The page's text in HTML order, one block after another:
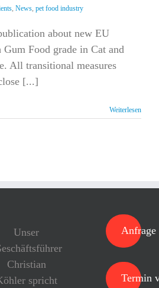
, News, pet food industry
about new EU
Food grade in Cat and
All transitional measures
[...]
Weiterlesen
Unser
Christian
spricht
Termin